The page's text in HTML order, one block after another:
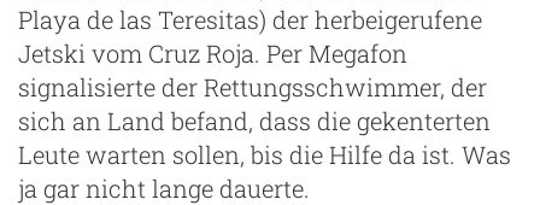
Playa de las Teresitas) der herbeigerufene
Jetski vom Cruz Roja. Per Megafon
signalisierte der Rettungsschwimmer, der
sich an Land befand, dass die gekenterten
Leute warten sollen, bis die Hilfe da ist. Was
ja gar nicht lange dauerte.